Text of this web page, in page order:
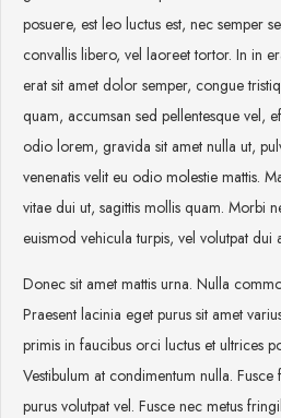
posuere, est leo luctus est, nec semper
convallis libero, vel laoreet tortor. In in
erat sit amet dolor semper, congue
quam, accumsan sed pellentesque vel,
odio lorem, gravida sit amet nulla ut,
venenatis velit eu odio molestie mattis.
vitae dui ut, sagittis mollis quam. Morbi
euismod vehicula turpis, vel volutpat dui
Donec sit amet mattis urna. Nulla
Praesent lacinia eget purus sit amet
primis in faucibus orci luctus et ultrices
Vestibulum at condimentum nulla.
purus volutpat vel. Fusce nec metus